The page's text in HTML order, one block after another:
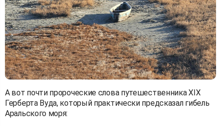
А вот почти пророческие слова путешественника XIX
Герберта Вуда, который практически предсказал гибель
Аральского моря: